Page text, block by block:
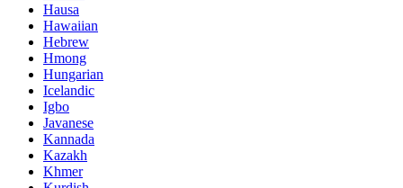
Hausa
Hawaiian
Hebrew
Hmong
Hungarian
Icelandic
Igbo
Javanese
Kannada
Kazakh
Khmer